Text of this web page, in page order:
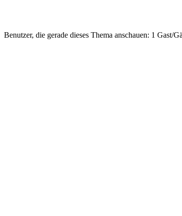
Benutzer, die gerade dieses Thema anschauen: 1 Gast/